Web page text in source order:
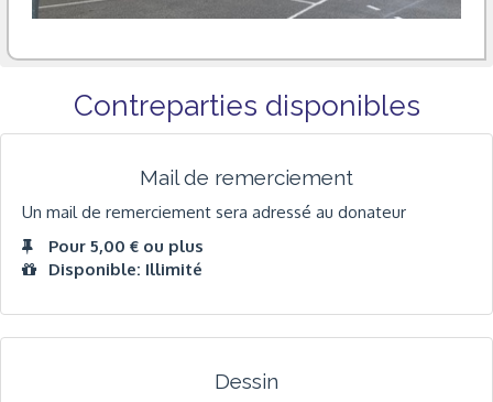
Contreparties disponibles
Mail de remerciement
Un mail de remerciement sera adressé au donateur
Pour 5,00 € ou plus
Disponible: Illimité
Dessin